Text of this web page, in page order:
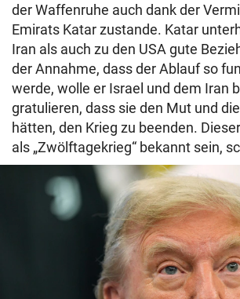
der Waffenruhe auch dank der
Emirats Katar zustande. Katar
Iran als auch zu den USA gute
der Annahme, dass der Ablauf so
werde, wolle er Israel und dem Iran
gratulieren, dass sie den Mut und
hätten, den Krieg zu beenden.
als „Zwölftagekrieg“ bekannt sein,